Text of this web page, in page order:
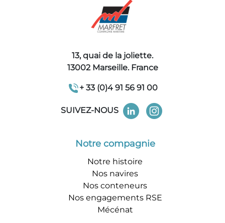
13, quai de la joliette.
13002 Marseille. France
+ 33 (0)4 91 56 91 00
SUIVEZ-NOUS
Notre compagnie
Notre histoire
Nos navires
Nos conteneurs
Nos engagements RSE
Mécénat